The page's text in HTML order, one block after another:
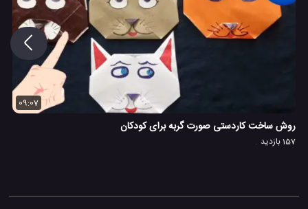
09:07
روش ساخت کاردستی صورت گربه برای کودکان
157 بازدید